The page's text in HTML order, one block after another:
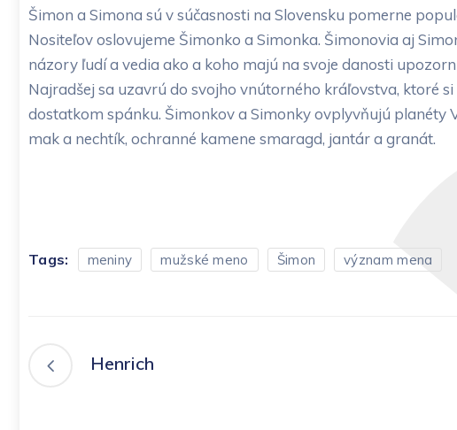
Šimon a Simona sú v súčasnosti na Slovensku pomerne
Nositeľov oslovujeme Šimonko a Simonka. Šimonovia aj
názory ľudí a vedia ako a koho majú na svoje danosti
Najradšej sa uzavrú do svojho vnútorného kráľovstva, ktoré
dostatkom spánku. Šimonkov a Simonky ovplyvňujú planéty
mak a nechtík, ochranné kamene smaragd, jantár a granát.
Tags: meniny mužské meno Šimon význam mena
Henrich